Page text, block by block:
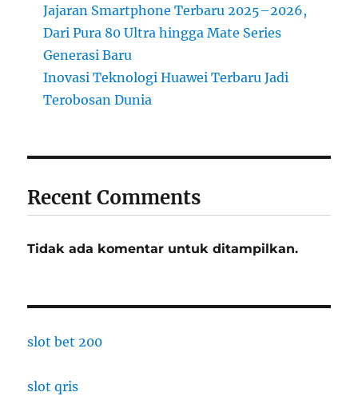
Jajaran Smartphone Terbaru 2025–2026,
Dari Pura 80 Ultra hingga Mate Series
Generasi Baru
Inovasi Teknologi Huawei Terbaru Jadi
Terobosan Dunia
Recent Comments
Tidak ada komentar untuk ditampilkan.
slot bet 200
slot qris